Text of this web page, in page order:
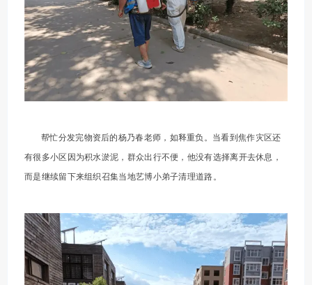
帮忙分发完物资后的杨乃春老师，如释重负。当看到焦作灾区还
有很多小区因为积水淤泥，群众出行不便，他没有选择离开去休息，
而是继续留下来组织召集当地艺博小弟子清理道路。